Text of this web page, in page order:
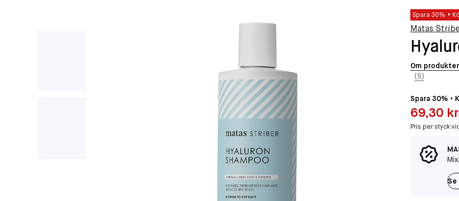
Spara 30%
Matas
Om
(5)
Spara 30% •
Pris: 69,30 kr
69,30 kr
Pris per styck
Se